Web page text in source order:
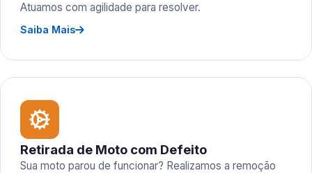
Atuamos com agilidade para resolver.
Saiba Mais
Retirada de Moto com Defeito
Sua moto parou de funcionar? Realizamos a remoção